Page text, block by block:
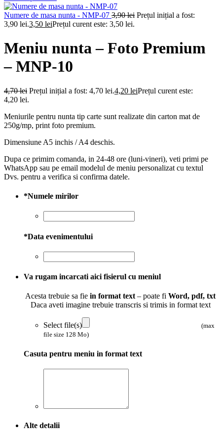
Numere de masa nunta - NMP-07 3,90lei Prețul inițial a fost:
3,90 lei.3,50 leiPrețul curent este: 3,50 lei.
Meniu nunta – Foto Premium
– MNP-10
4,70lei Prețul inițial a fost: 4,70 lei.4,20 leiPrețul curent este:
4,20 lei.
Meniurile pentru nunta tip carte sunt realizate din carton mat de
250g/mp, print foto premium.
Dimensiune A5 inchis / A4 deschis.
Dupa ce primim comanda, in 24-48 ore (luni-vineri), veti primi pe
WhatsApp sau pe email modelul de meniu personalizat cu textul
Dvs. pentru a verifica si confirma datele.
*Numele mirilor
*Data evenimentului
Va rugam incarcati aici fisierul cu meniul
Acesta trebuie sa fie in format text– poate fi Word, pdf, txt
Daca aveti imagine trebuie transcris si trimis in format text
Select file(s)
(max
file size 128 Mo)
Casuta pentru meniu in format text
Alte detalii